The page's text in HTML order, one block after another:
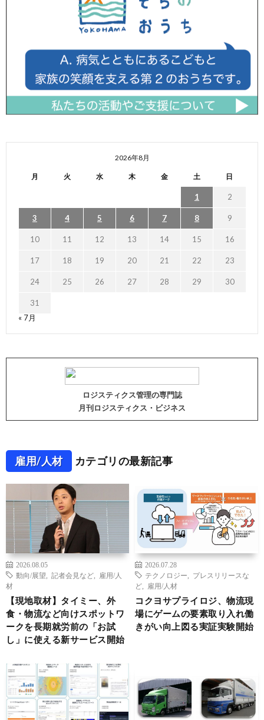
2026年8月
月 火 水 木 金 土 日
1 2
3 4 5 6 7 8 9
10 11 12 13 14 15 16
17 18 19 20 21 22 23
24 25 26 27 28 29 30
31
« 7月
ロジスティクス管理の専門誌
月刊ロジスティクス・ビジネス
雇用/人材 カテゴリの最新記事
2026.08.05
動向/展望
記者会見など
雇用/人
材
【現地取材】タイミー、外
食・物流など向けスポットワ
ークを長期就労前の「お試
し」に使える新サービス開始
2026.07.28
テクノロジー
プレスリリースな
ど
雇用/人材
コクヨサプライロジ、物流現
場にゲームの要素取り入れ働
きがい向上図る実証実験開始